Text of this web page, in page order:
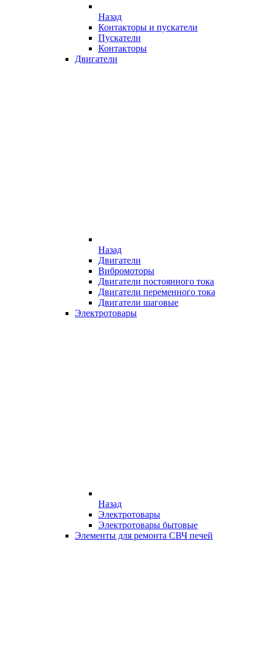
Назад
Контакторы и пускатели
Пускатели
Контакторы
Двигатели
Назад
Двигатели
Вибромоторы
Двигатели постоянного тока
Двигатели переменного тока
Двигатели шаговые
Электротовары
Назад
Электротовары
Электротовары бытовые
Элементы для ремонта СВЧ печей